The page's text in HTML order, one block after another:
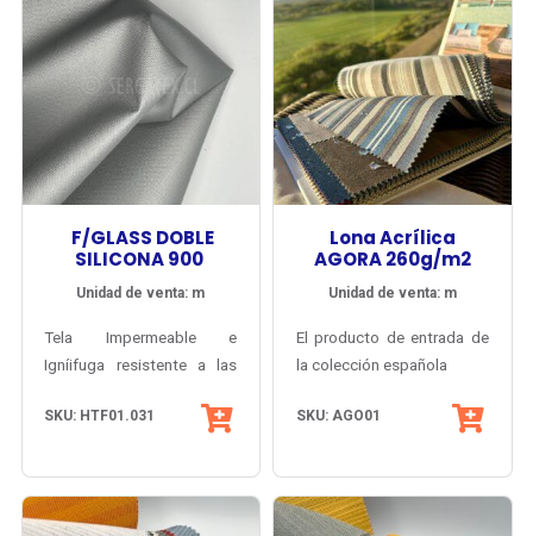
F/GLASS DOBLE
SILICONA 900
Unidad de venta: m
Tela Impermeable e
Igníifuga resistente a las
peso 900 g/m2. Tejido
recubierto con Silicona por
ambas caras, con
excelente flexibilidad y muy
SKU: HTF01.031
Lona Acrílica
AGORA 260g/m2
Unidad de venta: m
El producto de entrada de
la colección española
con gran diversidad de
listados y múltiples
posibilidades de
armonización.
Su estructura basada en
fibra acrílica tintada en
la masa
SKU: AGO01